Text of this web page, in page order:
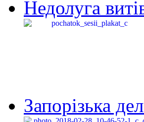
Недолуга
Запорізька